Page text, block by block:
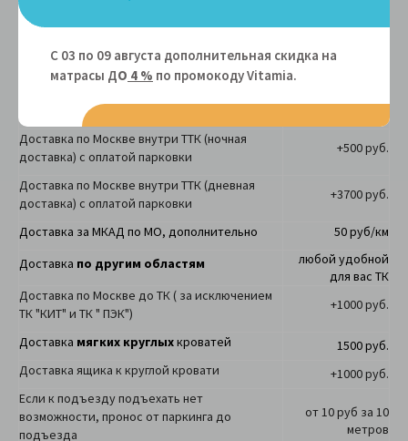
Доставка
вухъярусных кроватей с лестницей-
крышами
кровати с механизмом "Дельфин"
+400 руб.
Доставка по Москве внутри ТТК (ночная
доставка) с оплатой парковки
+500 руб.
Доставка по Москве внутри ТТК (дневная
доставка) с оплатой парковки
+3700 руб.
Доставка за МКАД по МО, дополнительно
50 руб/км
Доставка по другим областям
любой удобной
для вас ТК
Доставка по Москве до ТК ( за исключением
ТК "КИТ" и ТК " ПЭК")
+1000 руб.
Доставка мягких круглыхкроватей
1500 руб.
Доставка ящика к круглой кровати
+1000 руб.
Если к подъезду подъехать нет
возможности, пронос от паркинга до
подъезда
от 10 руб за 10
метров
С 03 по 09 августа дополнительная скидка на
матрасы ДО 4 % по промокоду Vitamiа.